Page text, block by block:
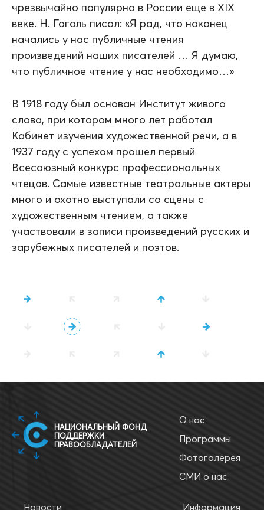
чрезвычайно популярно в России еще в XIX
веке. Н. Гоголь писал: «Я рад, что наконец
начались у нас публичные чтения
произведений наших писателей … Я думаю,
что публичное чтение у нас необходимо…»
В 1918 году был основан Институт живого
слова, при котором много лет работал
Кабинет изучения художественной речи, а в
1937 году с успехом прошел первый
Всесоюзный конкурс профессиональных
чтецов. Самые известные театральные актеры
много и охотно выступали со сцены с
художественным чтением, а также
участвовали в записи произведений русских и
зарубежных писателей и поэтов.
НАЦИОНАЛЬНЫЙ ФОНД
ПОДДЕРЖКИ
ПРАВООБЛАДАТЕЛЕЙ
О нас
Программы
Фотогалерея
СМИ о нас
Новости Информация